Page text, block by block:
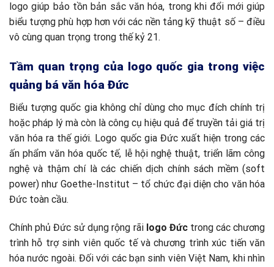
logo giúp bảo tồn bản sắc văn hóa, trong khi đổi mới giúp
biểu tượng phù hợp hơn với các nền tảng kỹ thuật số – điều
vô cùng quan trọng trong thế kỷ 21.
Tầm quan trọng của logo quốc gia trong việc
quảng bá văn hóa Đức
Biểu tượng quốc gia không chỉ dùng cho mục đích chính trị
hoặc pháp lý mà còn là công cụ hiệu quả để truyền tải giá trị
văn hóa ra thế giới. Logo quốc gia Đức xuất hiện trong các
ấn phẩm văn hóa quốc tế, lễ hội nghệ thuật, triển lãm công
nghệ và thậm chí là các chiến dịch chính sách mềm (soft
power) như Goethe-Institut – tổ chức đại diện cho văn hóa
Đức toàn cầu.
Chính phủ Đức sử dụng rộng rãi logo Đứctrong các chương
trình hỗ trợ sinh viên quốc tế và chương trình xúc tiến văn
hóa nước ngoài. Đối với các bạn sinh viên Việt Nam, khi nhìn